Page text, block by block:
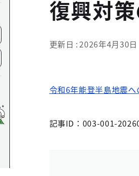
復興対
更新日 2026年4月30日
令和6年能登半島地震
記事ID：003-001-